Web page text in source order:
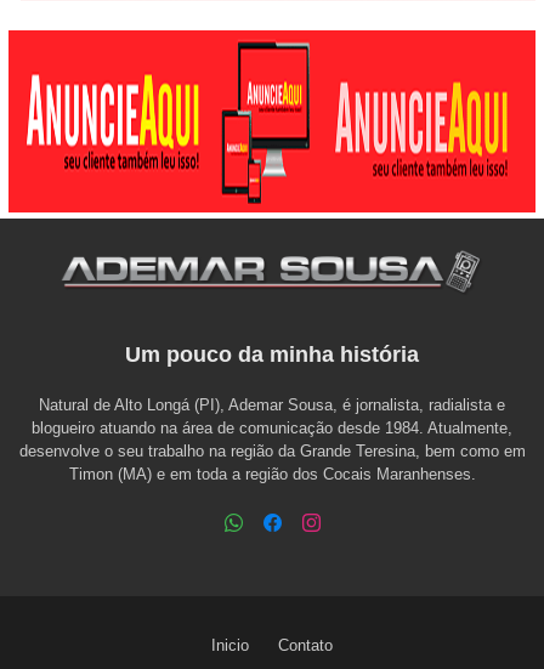
Um pouco da minha história
Natural de Alto Longá (PI), Ademar Sousa, é jornalista, radialista e
blogueiro atuando na área de comunicação desde 1984. Atualmente,
desenvolve o seu trabalho na região da Grande Teresina, bem como em
Timon (MA) e em toda a região dos Cocais Maranhenses.
Inicio Contato